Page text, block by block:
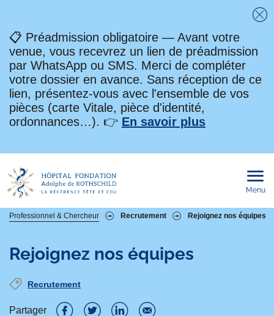
📋 Préadmission obligatoire — Avant votre
venue, vous recevrez un lien de préadmission
par WhatsApp ou SMS. Merci de compléter
votre dossier en avance. Sans réception de ce
lien, présentez-vous avec l'ensemble de vos
pièces (carte Vitale, pièce d'identité,
ordonnances…). 👉 En savoir plus
Menu
Fil
d'Ariane
Professionnel & Chercheur Recrutement Rejoignez nos équipes
Rejoignez nos équipes
Recrutement
Partager